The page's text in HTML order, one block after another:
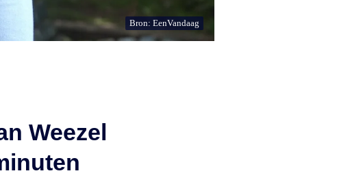
Bron: EenVandaag
Weezel